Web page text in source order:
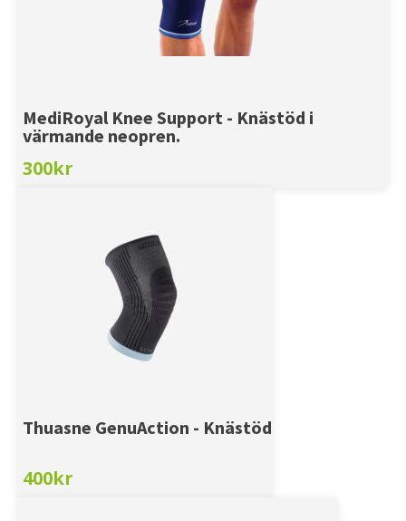
MediRoyal Knee Support - Knästöd i
värmande neopren.
300kr
Thuasne GenuAction - Knästöd
400kr